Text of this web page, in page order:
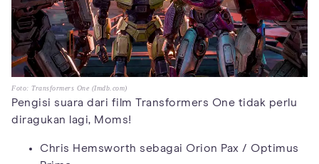
Foto: Transformers One (Imdb.com)
Pengisi suara dari film Transformers One tidak perlu
diragukan lagi, Moms!
Chris Hemsworth sebagai Orion Pax / Optimus